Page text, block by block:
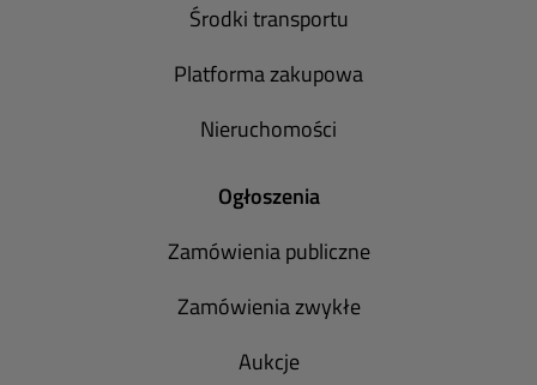
Środki transportu
Platforma zakupowa
Nieruchomości
Ogłoszenia
Zamówienia publiczne
Zamówienia zwykłe
Aukcje